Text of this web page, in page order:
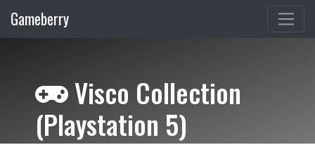
Gameberry
Visco Collection
(Playstation 5)